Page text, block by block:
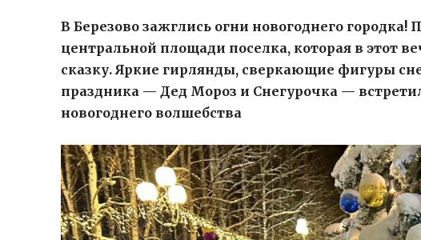
В Березово зажглись огни новогоднего
центральной площади поселка, которая в этот
сказку. Яркие гирлянды, сверкающие фигуры
праздника — Дед Мороз и Снегурочка —
новогоднего волшебства